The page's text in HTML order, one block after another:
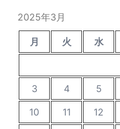
2025年3月
月 火 水
3
4 5
10
11 12